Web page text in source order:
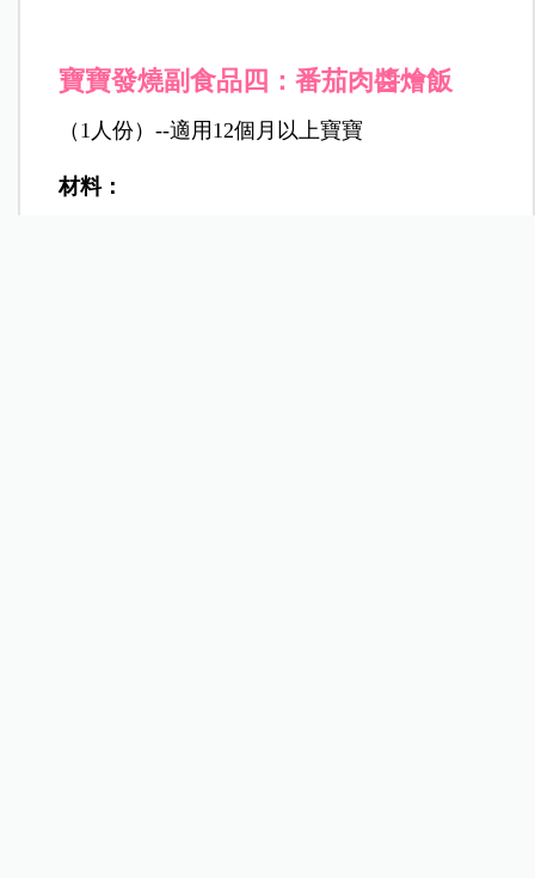
寶寶發燒副食品四：番茄肉醬燴飯
（1人份）--適用12個月以上寶寶
材料：